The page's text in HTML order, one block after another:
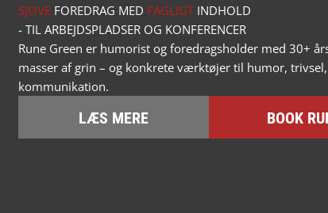
SJOVE FOREDRAG MED FAGLIGT INDHOLD
- TIL ARBEJDSPLADSER OG KONFERENCER
Rune Green er humorist og foredragsholder med 30+
masser af grin – og konkrete værktøjer til humor,
kommunikation.
LÆS MERE BOOK